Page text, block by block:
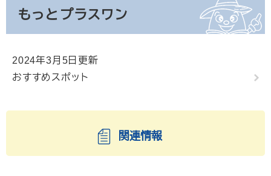
もっとプラスワン
2024年3月5日更新
おすすめスポット
関連情報